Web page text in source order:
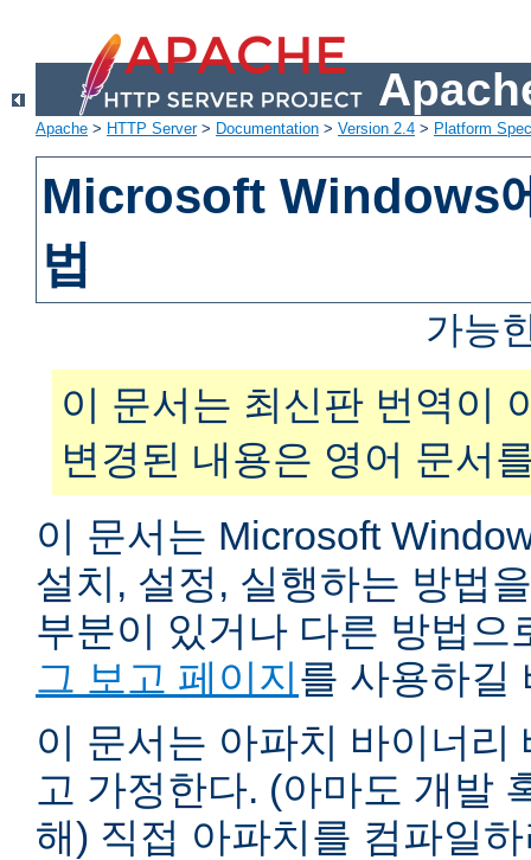
Apache > HTTP Server> Documentation > Version 2.4 > Platform
Microsoft Windows
법
가능
이 문서는 최신판 번역이
변경된 내용은 영어 문서
이 문서는 Microsoft
설치, 설정, 실행하는 방법
부분이 있거나 다른 방법
그 보고 페이지를 사용하길
이 문서는 아파치 바이너리
고 가정한다. (아마도 개발
해) 직접 아파치를 컴파일